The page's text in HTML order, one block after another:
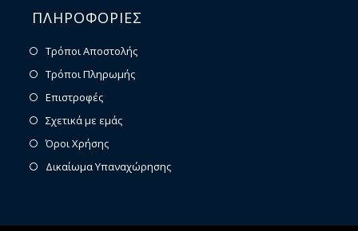
ΠΛΗΡΟΦΟΡΙΕΣ
Τρόποι Αποστολής
Τρόποι Πληρωμής
Επιστροφές
Σχετικά με εμάς
Όροι Χρήσης
Δικαίωμα Υπαναχώρησης